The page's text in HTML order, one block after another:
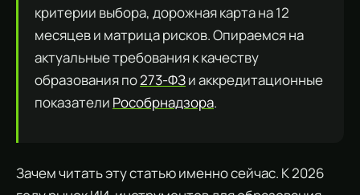
критерии выбора, дорожная карта на 12
месяцев и матрица рисков. Опираемся на
актуальные требования к качеству
образования по273-ФЗи аккредитационные
показатели Рособрнадзора.
Зачем читать эту статью именно сейчас. К 2026